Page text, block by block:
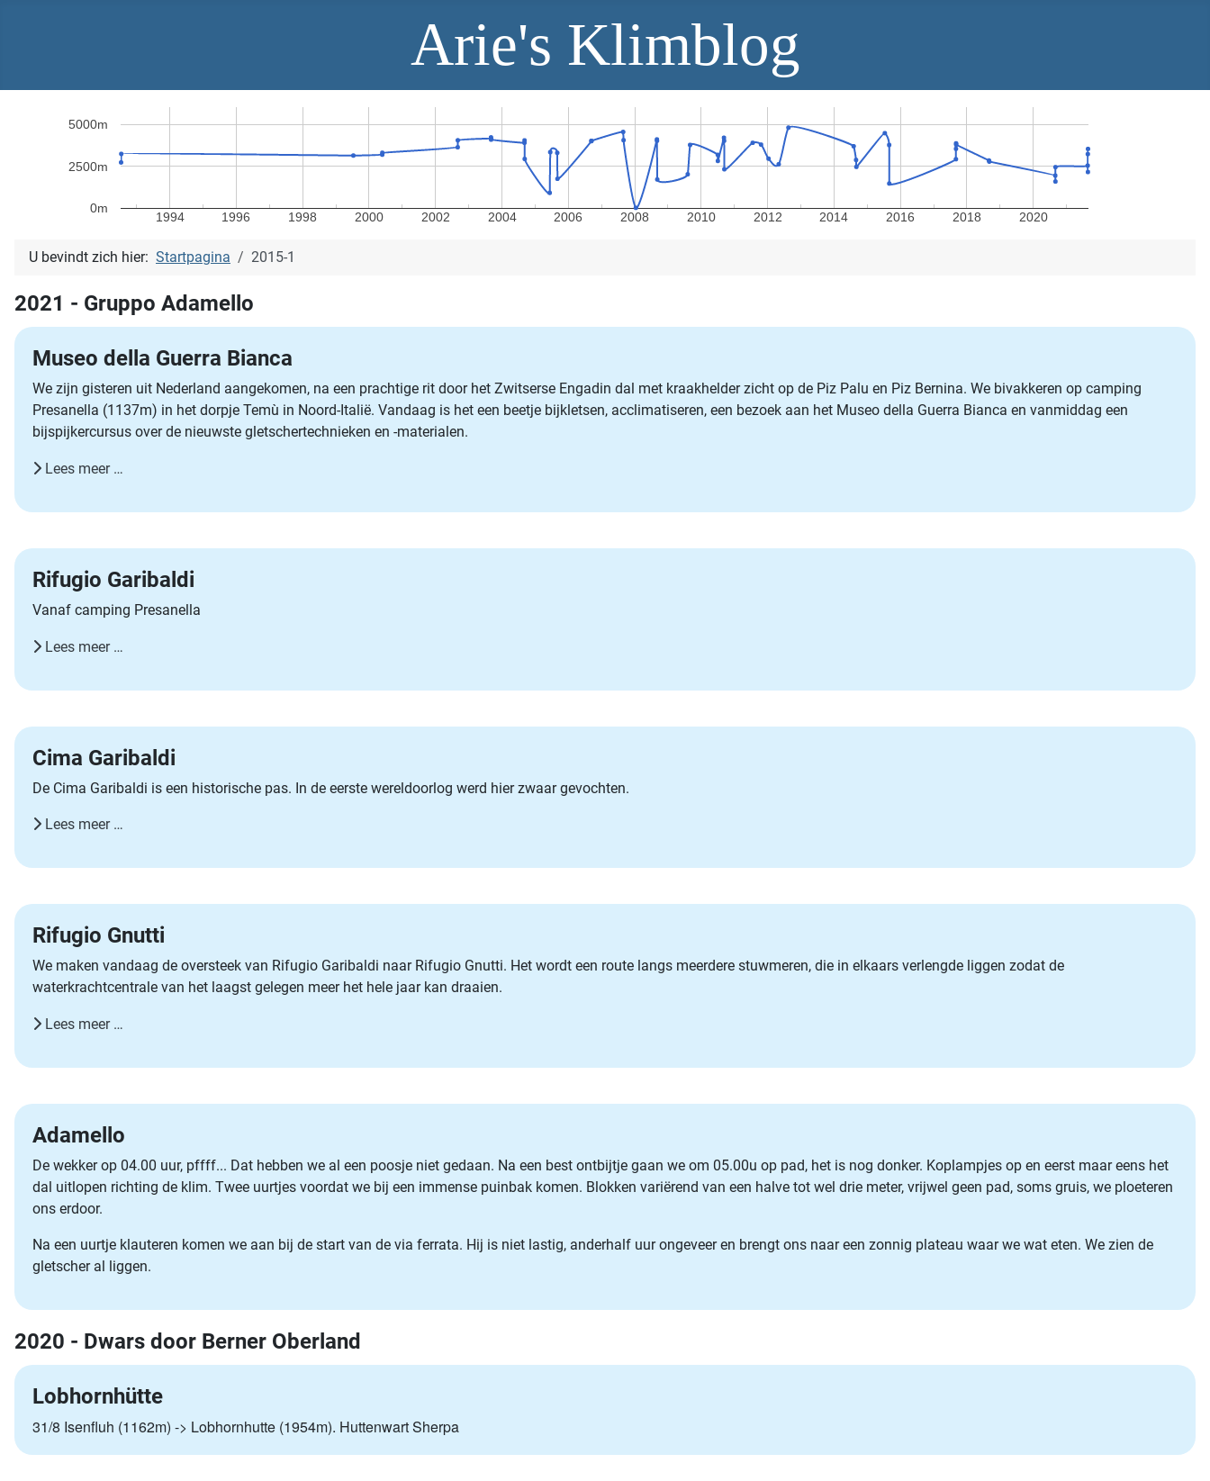
Arie's Klimblog
1994 1996 1998 2000 2002 2004 2006 2008 2010 2012 2014 2016 2018 2020
0m
2500m
5000m
U bevindt zich hier: Startpagina 2015-1
2021 - Gruppo Adamello
Museo della Guerra Bianca
We zijn gisteren uit Nederland aangekomen, na een prachtige rit door het Zwitserse Engadin dal met kraakhelder zicht op de Piz Palu en Piz Bernina. We bivakkeren op camping
Presanella (1137m) in het dorpje Temù in Noord-Italië. Vandaag is het een beetje bijkletsen, acclimatiseren, een bezoek aan het Museo della Guerra Bianca en vanmiddag een
bijspijkercursus over de nieuwste gletschertechnieken en -materialen.
Lees meer …
Rifugio Garibaldi
Vanaf camping Presanella
Lees meer …
Cima Garibaldi
De Cima Garibaldi is een historische pas. In de eerste wereldoorlog werd hier zwaar gevochten.
Lees meer …
Rifugio Gnutti
We maken vandaag de oversteek van Rifugio Garibaldi naar Rifugio Gnutti. Het wordt een route langs meerdere stuwmeren, die in elkaars verlengde liggen zodat de
waterkrachtcentrale van het laagst gelegen meer het hele jaar kan draaien.
Lees meer …
Adamello
De wekker op 04.00 uur, pffff... Dat hebben we al een poosje niet gedaan. Na een best ontbijtje gaan we om 05.00u op pad, het is nog donker. Koplampjes op en eerst maar eens het
dal uitlopen richting de klim. Twee uurtjes voordat we bij een immense puinbak komen. Blokken variërend van een halve tot wel drie meter, vrijwel geen pad, soms gruis, we ploeteren
ons erdoor.
Na een uurtje klauteren komen we aan bij de start van de via ferrata. Hij is niet lastig, anderhalf uur ongeveer en brengt ons naar een zonnig plateau waar we wat eten. We zien de
gletscher al liggen.
2020 - Dwars door Berner Oberland
Lobhornhütte
31/8 Isenfluh (1162m) -> Lobhornhutte (1954m). Huttenwart Sherpa